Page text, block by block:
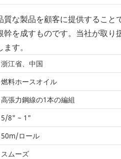
な製品を顧客に提供するこ
を成すものです。当社が取
す。
浙江省、中国
燃料ホースオイル
高張力鋼線の1本の編組
5/8" ~ 1"
50m/ロール
スムーズ